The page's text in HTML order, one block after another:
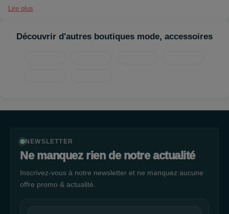
Lire plus
Découvrir d'autres boutiques mode, accessoires
NEWSLETTER
Ne manquez rien de notre actualité
Inscrivez-vous à notre newsletter et ne manquez aucune
offre promo & actualité.